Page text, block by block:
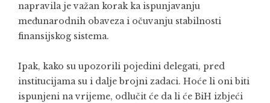
napravila je važan korak ka ispunjavanju
međunarodnih obaveza i očuvanju stabilnosti
finansijskog sistema.
Ipak, kako su upozorili pojedini delegati, pred
institucijama su i dalje brojni zadaci. Hoće li oni biti
ispunjeni na vrijeme, odlučit će da li će BiH izbjeći